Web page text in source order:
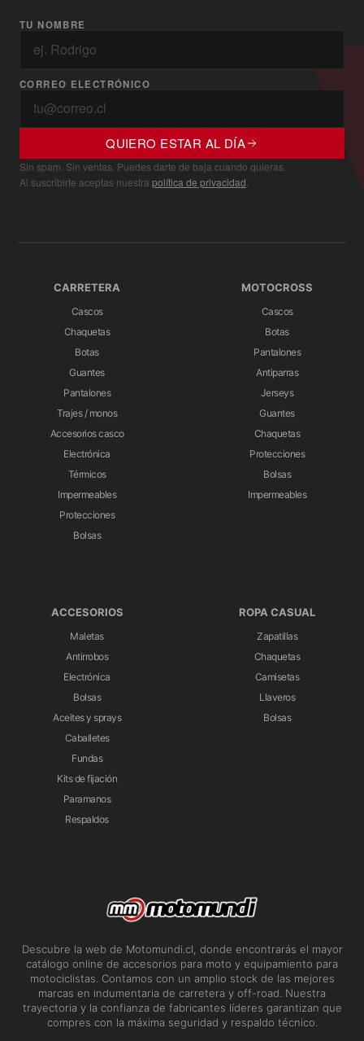
TU NOMBRE
CORREO ELECTRÓNICO
QUIERO ESTAR AL DÍA
Sin spam. Sin ventas. Puedes darte de baja cuando quieras.
Al suscribirte aceptas nuestra política de privacidad
CARRETERA
Cascos
Chaquetas
Botas
Guantes
Pantalones
Trajes / monos
Accesorios casco
Electrónica
Térmicos
Impermeables
Protecciones
Bolsas
MOTOCROSS
Cascos
Botas
Pantalones
Antiparras
Jerseys
Guantes
Chaquetas
Protecciones
Bolsas
Impermeables
ACCESORIOS
Maletas
Antirrobos
Electrónica
Bolsas
Aceites y sprays
Caballetes
Fundas
Kits de fijación
Paramanos
Respaldos
ROPA CASUAL
Zapatillas
Chaquetas
Camisetas
Llaveros
Bolsas
Descubre la web de Motomundi.cl, donde encontrarás el mayor
catálogo online de accesorios para moto y equipamiento para
motociclistas. Contamos con un amplio stock de las mejores
marcas en indumentaria de carretera y off-road. Nuestra
trayectoria y la confianza de fabricantes líderes garantizan que
compres con la máxima seguridad y respaldo técnico.